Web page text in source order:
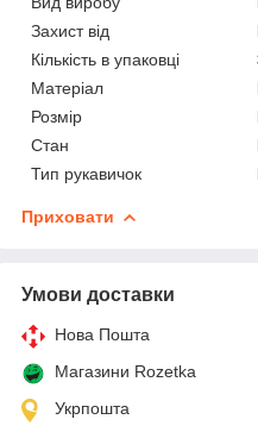
Захист від
Кількість в упаковці
Матеріал
Розмір
Стан
Тип рукавичок
Приховати
Умови доставки
Нова Пошта
Магазини Rozetka
Укрпошта